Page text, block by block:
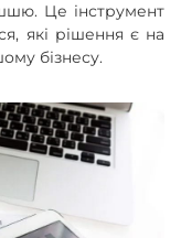
Це інструмент
які рішення є на
бізнесу.